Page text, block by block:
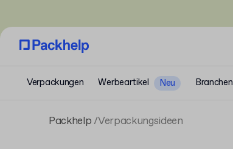
Verpackungen Werbeartikel Neu Branchen
Packhelp Verpackungsideen